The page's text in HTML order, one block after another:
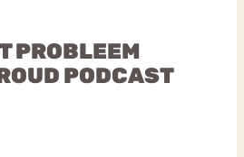
PROBLEEM
PODCAST